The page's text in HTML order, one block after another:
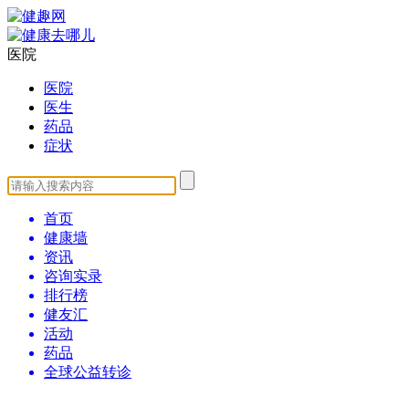
医院
医院
医生
药品
症状
首页
健康墙
资讯
咨询实录
排行榜
健友汇
活动
药品
全球公益转诊